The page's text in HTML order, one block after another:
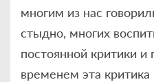
многим из нас
стыдно, многих
постоянной критики и
временем эта критика